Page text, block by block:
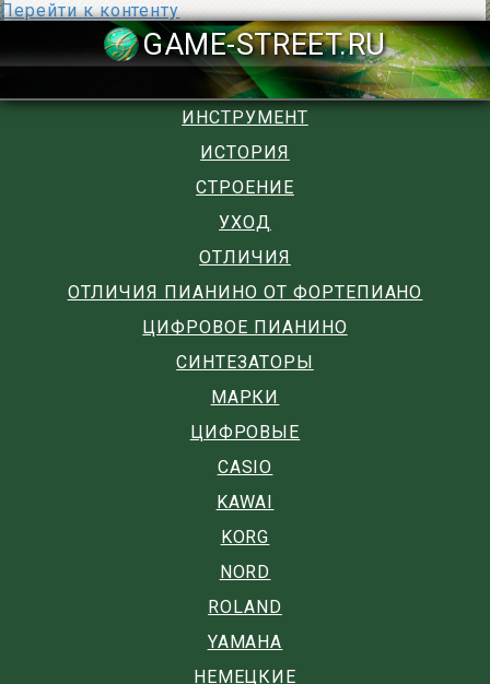
Перейти к контенту
GAME-
ИНСТРУМЕНТ
ИСТОРИЯ
СТРОЕНИЕ
УХОД
ОТЛИЧИЯ
ОТЛИЧИЯ ПИАНИНО ОТ ФОРТЕПИАНО
ЦИФРОВОЕ ПИАНИНО
СИНТЕЗАТОРЫ
МАРКИ
ЦИФРОВЫЕ
CASIO
KAWAI
KORG
NORD
ROLAND
YAMAHA
НЕМЕЦКИЕ